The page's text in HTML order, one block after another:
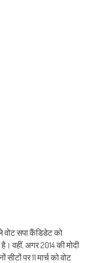
वोट सपा कैंडिडेट को
वहीं, अगर 2014 की मोदी
पर 11 मार्च को वोट